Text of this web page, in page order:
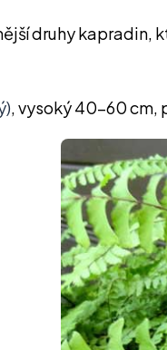
druhy kapradin,
, vysoký 40–60 cm,